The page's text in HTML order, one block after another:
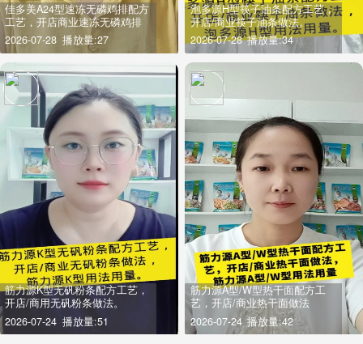
佳多美A24型速冻无磷鸡排配方
工艺，开店商业速冻无磷鸡排
做法
2026-07-28 播放量:27
泡多源H型筷子油条配方工艺，
开店/商业筷子油条做法。
2026-07-28 播放量:34
筋力源K型无矾粉条配方工艺，
开店/商用无矾粉条做法。
2026-07-24 播放量:51
筋力源A型/W型热干面配方工
艺，开店/商业热干面做法
2026-07-24 播放量:42